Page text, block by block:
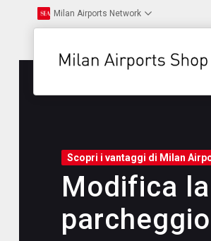
Milan Airports Network
Scopri i vantaggi di Milan
Modifica
parcheggio